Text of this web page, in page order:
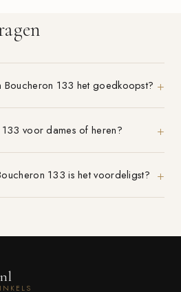
133 het goedkoopst?
voor dames of heren?
133 is het voordeligst?